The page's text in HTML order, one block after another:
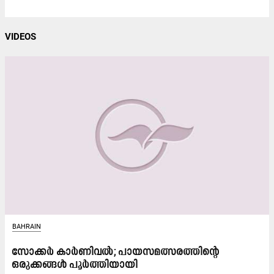
VIDEOS
BAHRAIN
സോക്കർ കാർണിവൽ; പായസമത്സരത്തിന്റെ
ഒരുക്കങ്ങൾ പൂർത്തിയായി